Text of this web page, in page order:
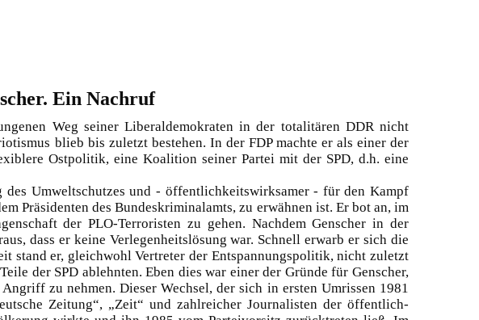
Ein Nachruf
Weg seiner Liberaldemokraten in der totalitären DDR nicht
blieb bis zuletzt bestehen. In der FDP machte er als einer der
Ostpolitik, eine Koalition seiner Partei mit der SPD, d.h. eine
Umweltschutzes und - öffentlichkeitswirksamer - für den Kampf
Präsidenten des Bundeskriminalamts, zu erwähnen ist. Er bot an, im
der PLO-Terroristen zu gehen. Nachdem Genscher in der
dass er keine Verlegenheitslösung war. Schnell erwarb er sich die
stand er, gleichwohl Vertreter der Entspannungspolitik, nicht zuletzt
der SPD ablehnten. Eben dies war einer der Gründe für Genscher,
zu nehmen. Dieser Wechsel, der sich in ersten Umrissen 1981
Zeitung“, „Zeit“ und zahlreicher Journalisten der öffentlich-